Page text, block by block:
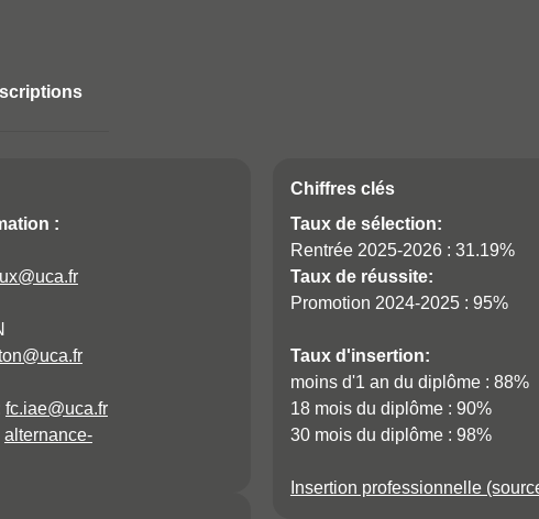
:
fc.iae@uca.fr
alternance-
Chiffres clés
Taux de sélection:
Rentrée 2025-2026 : 31.19%
Taux de réussite:
Promotion 2024-2025 : 95%
Taux d'insertion:
moins d'1 an du diplôme : 88%
18 mois du diplôme : 90%
30 mois du diplôme : 98%
Insertion professionnelle